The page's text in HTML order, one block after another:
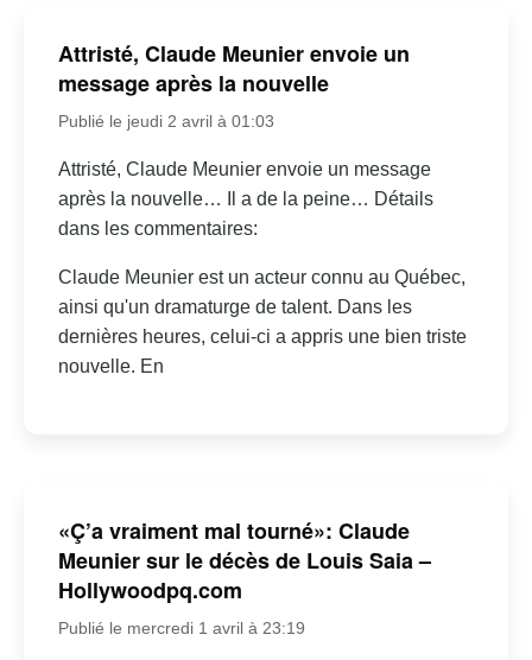
Attristé, Claude Meunier envoie un
message après la nouvelle
Publié le jeudi 2 avril à 01:03
Attristé, Claude Meunier envoie un message
après la nouvelle… Il a de la peine… Détails
dans les commentaires:
Claude Meunier est un acteur connu au Québec,
ainsi qu'un dramaturge de talent. Dans les
dernières heures, celui-ci a appris une bien triste
nouvelle. En
«Ç’a vraiment mal tourné»: Claude
Meunier sur le décès de Louis Saia –
Hollywoodpq.com
Publié le mercredi 1 avril à 23:19